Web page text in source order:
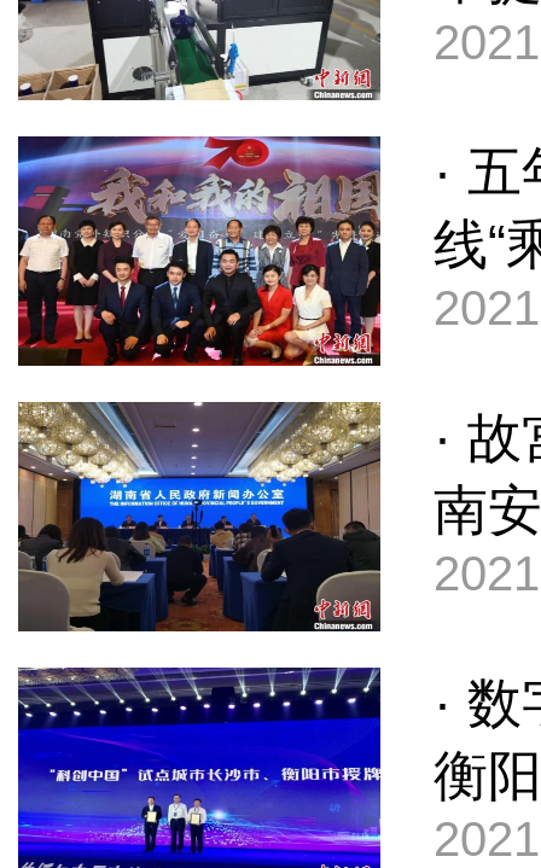
·
线“
·
南
·
衡